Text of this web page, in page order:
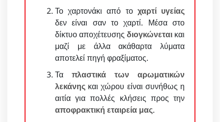
Το χαρτονάκι από το χαρτί υγείας
δεν είναι σαν το χαρτί. Μέσα στο
δίκτυο αποχέτευσης διογκώνεται και
μαζί με άλλα ακάθαρτα λύματα
αποτελεί πηγή φραξίματος.
Τα πλαστικά των αρωματικών
λεκάνης και χώρου είναι συνήθως η
αιτία για πολλές κλήσεις προς την
αποφρακτική εταιρεία μας.